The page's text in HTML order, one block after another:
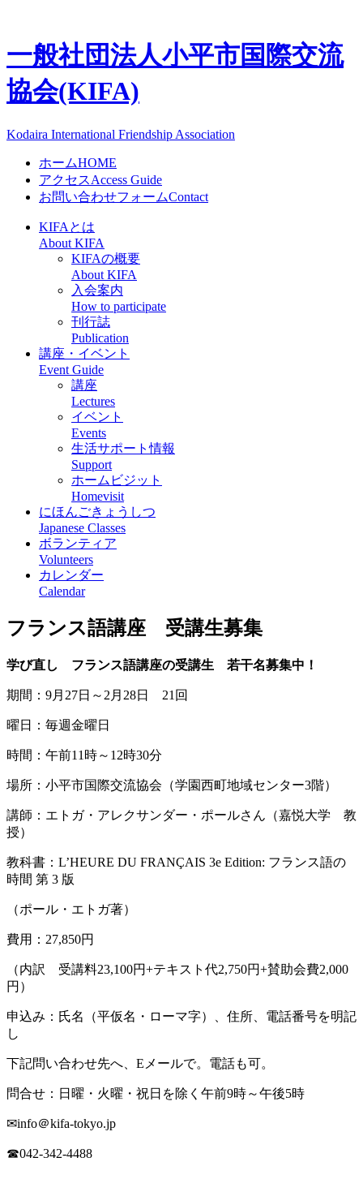
一般社団法人小平市国際交流
協会(KIFA)
Kodaira International Friendship Association
ホームHOME
アクセスAccess Guide
お問い合わせフォームContact
KIFAとは
About KIFA
KIFAの概要
About KIFA
入会案内
How to participate
刊行誌
Publication
講座・イベント
Event Guide
講座
Lectures
イベント
Events
生活サポート情報
Support
ホームビジット
Homevisit
にほんごきょうしつ
Japanese Classes
ボランティア
Volunteers
カレンダー
Calendar
フランス語講座 受講生募集
学び直し フランス語講座の受講生 若干名募集中！
期間：9月27日～2月28日 21回
曜日：毎週金曜日
時間：午前11時～12時30分
場所：小平市国際交流協会（学園西町地域センター3階）
講師：エトガ・アレクサンダー・ポールさん（嘉悦大学 教
授）
教科書：L’HEURE DU FRANÇAIS 3e Edition: フランス語の
時間 第 3 版
（ポール・エトガ著）
費用：27,850円
（内訳 受講料23,100円+テキスト代2,750円+賛助会費2,000
円）
申込み：氏名（平仮名・ローマ字）、住所、電話番号を明記
し
下記問い合わせ先へ、Eメールで。電話も可。
問合せ：日曜・火曜・祝日を除く午前9時～午後5時
✉info＠kifa-tokyo.jp
☎042-342-4488